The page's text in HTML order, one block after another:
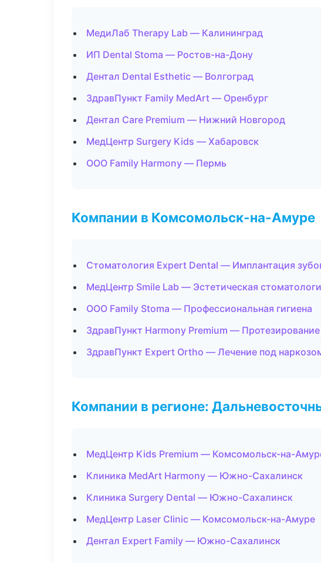
МедиЛаб Therapy Lab — Калининград
ИП Dental Stoma — Ростов-на-Дону
Дентал Dental Esthetic — Волгоград
ЗдравПункт Family MedArt — Оренбург
Дентал Care Premium — Нижний Новгород
МедЦентр Surgery Kids — Хабаровск
ООО Family Harmony — Пермь
Компании в Комсомольск-на-Амуре
Стоматология Expert Dental — Имплантация
МедЦентр Smile Lab — Эстетическая
ООО Family Stoma — Профессиональная гигиена
ЗдравПункт Harmony Premium — Протезирование
ЗдравПункт Expert Ortho — Лечение под
Компании в регионе:
МедЦентр Kids Premium — Комсомольск-на-
Клиника MedArt Harmony — Южно-Сахалинск
Клиника Surgery Dental — Южно-Сахалинск
МедЦентр Laser Clinic — Комсомольск-на-Амуре
Дентал Expert Family — Южно-Сахалинск